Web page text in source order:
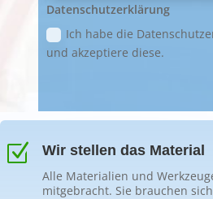
Datenschutzerklärung
Ich habe die
und akzeptiere diese.
Z Wir stellen das Material
Alle Materialien und
mitgebracht. Sie brauchen